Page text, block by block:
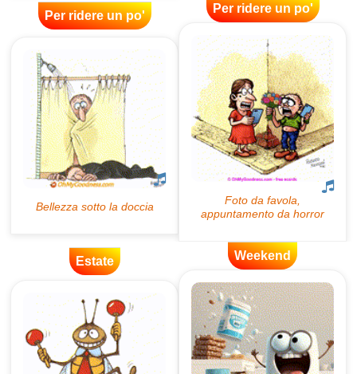
Per ridere un po'
Per ridere un po'
Estate Weekend